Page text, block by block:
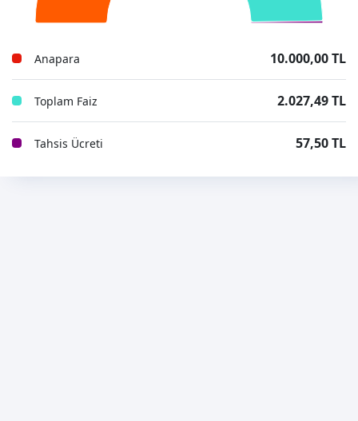
Anapara 10.000,00 TL
Toplam Faiz 2.027,49 TL
Tahsis Ücreti 57,50 TL